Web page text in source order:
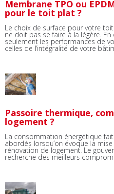
Membrane TPO ou
pour le toit plat ?
Le choix de surface pour votre
ne doit pas se faire à la légère.
seulement les performances de
celles de l’intégralité de votre
Passoire thermique,
logement ?
La consommation énergétique
abordés lorsqu’on évoque la
rénovation de logement. Le
recherche des meilleurs